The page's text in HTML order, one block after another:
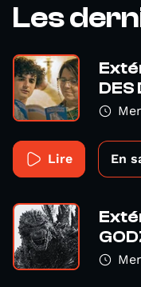
Les
DES
Lire En